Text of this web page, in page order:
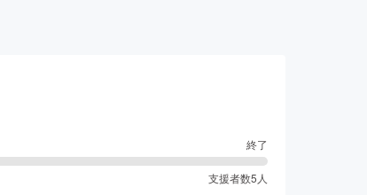
終了
支援者数5 人